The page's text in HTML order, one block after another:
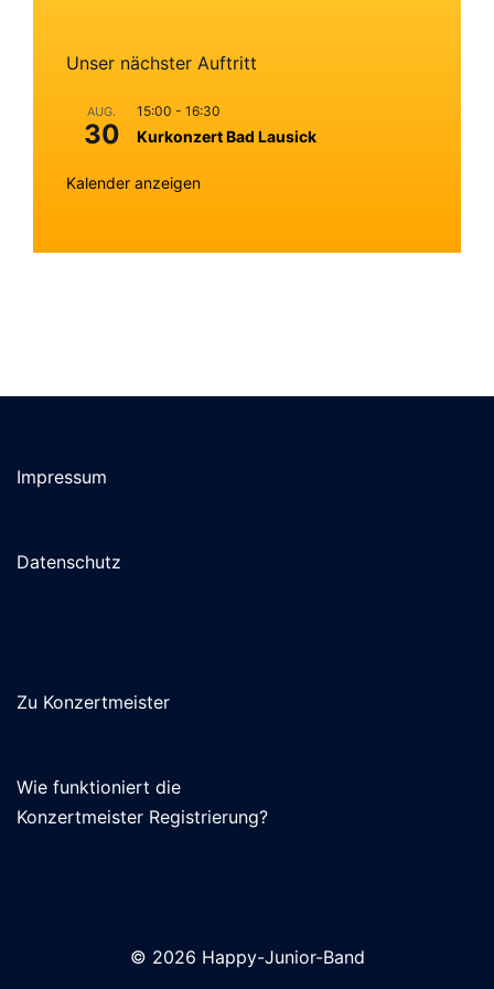
Unser nächster Auftritt
AUG.
30
15:00 - 16:30
Kurkonzert Bad Lausick
Kalender anzeigen
Impressum
Datenschutz
Zu Konzertmeister
Wie funktioniert die
Konzertmeister Registrierung?
© 2026 Happy-Junior-Band